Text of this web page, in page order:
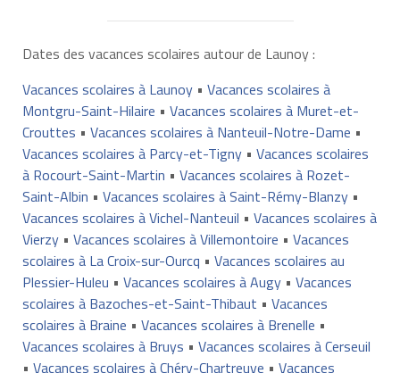
Dates des vacances scolaires autour de Launoy :
Vacances scolaires à Launoy• Vacances scolaires à
Montgru-Saint-Hilaire • Vacances scolaires à Muret-et-
Crouttes • Vacances scolaires à Nanteuil-Notre-Dame •
Vacances scolaires à Parcy-et-Tigny• Vacances scolaires
à Rocourt-Saint-Martin • Vacances scolaires à Rozet-
Saint-Albin • Vacances scolaires à Saint-Rémy-Blanzy•
Vacances scolaires à Vichel-Nanteuil • Vacances scolaires à
Vierzy• Vacances scolaires à Villemontoire • Vacances
scolaires à La Croix-sur-Ourcq • Vacances scolaires au
Plessier-Huleu • Vacances scolaires à Augy• Vacances
scolaires à Bazoches-et-Saint-Thibaut • Vacances
scolaires à Braine • Vacances scolaires à Brenelle •
Vacances scolaires à Bruys • Vacances scolaires à Cerseuil
• Vacances scolaires à Chéry-Chartreuve • Vacances